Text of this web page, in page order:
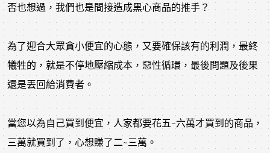
否也想過，我們也是間接造成黑心商品的推手？
為了迎合大眾貪小便宜的心態，又要確保該有的利潤，最終
犧牲的，就是不停地壓縮成本，惡性循環，最後問題及後果
還是丟回給消費者。
當您以為自己買到便宜，人家都要花五~六萬才買到的商品，
三萬就買到了，心想賺了二~三萬。